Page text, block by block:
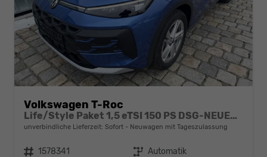
Volkswagen T-Roc
Life/Style Paket 1,5 eTSI 150 PS DSG-NEUES MODELL-Dach Schwarz-ACC-18" Alu Sofort
unverbindliche Lieferzeit: Sofort Neuwagen mit Tageszulassung
Fahrzeugnr. 1578341 Getriebe Automatik